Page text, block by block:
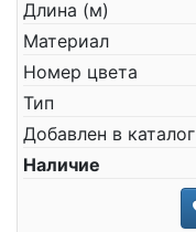
Длина (м)
Материал
Номер цвета
Тип
Добавлен в каталог
Наличие